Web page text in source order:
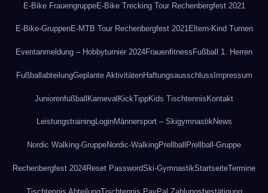
E-Bike FrauengruppeE-Bike Trecking Tour Rechenbergfest 2021
E-Bike-GruppenE-MTB Tour Rechenbergfest 2021Eltern-Kind Turnen
Eventanmeldung – Hobbyturnier 2024Frauenfitness Fußball 1. Herren
FußballabteilungGeplante AktivitätenHaftungsausschluss Impressum
JuniorenfußballKarnevalKickTippKids TischtennisKontakt
LeistungstrainingLoginMännersport – SkigymnastikNews
Nordic Walking-GruppeNordic-WalkingPrellball Prellball-Gruppe
Rechenbergfest 2024Reset PasswordSki-GymnastikStartseiteTermine